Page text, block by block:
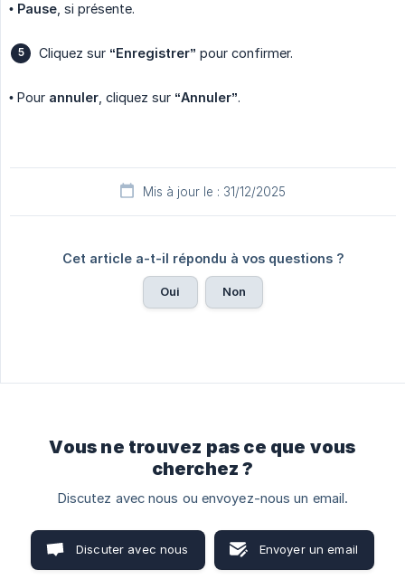
• Pause , si présente.
Cliquez sur “Enregistrer” pour confirmer.
• Pour annuler , cliquez sur “Annuler”.
Mis à jour le : 31/12/2025
Cet article a-t-il répondu à vos questions ?
Oui Non
Vous ne trouvez pas ce que vous
cherchez ?
Discutez avec nous ou envoyez-nous un email.
Discuter avec nous Envoyer un email